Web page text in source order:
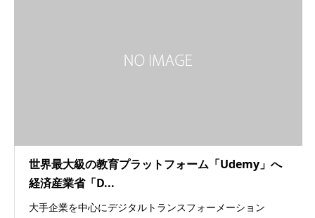
世界最大級の教育プラットフォーム「Udemy」へ
経済産業省「D...
大手企業を中心にデジタルトランスフォーメーション